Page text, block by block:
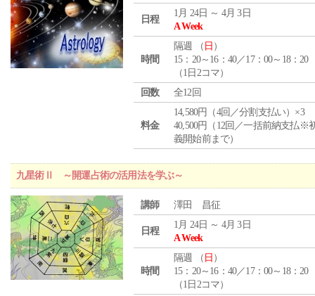
日程
1月 24日 ～ 4月 3日
A Week
時間
隔週 （ 日 ）
15：20～16：40／17：00～18：20
（1日2コマ）
回数
全12回
料金
14,580円（4回／分割支払い）×3
40,500円（12回／一括前納支払※
義開始前まで）
九星術Ⅱ ～開運占術の活用法を学ぶ～
講師 澤田 昌征
日程
1月 24日 ～ 4月 3日
A Week
時間
隔週 （ 日 ）
15：20～16：40／17：00～18：20
（1日2コマ）